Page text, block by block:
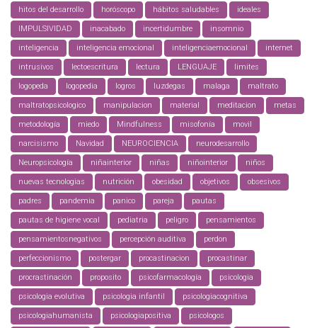
hitos del desarrollo horóscopo hábitos saludables ideales
IMPULSIVIDAD inacabado incertidumbre insomnio
inteligencia inteligencia emocional inteligenciaemocional internet
intrusivos lectoescritura lectura LENGUAJE limites
logopeda logopedia logros luzdegas malaga maltrato
maltratopsicologico manipulacion material meditacion metas
metodología miedo Mindfulness misofonía movil
narcisismo Navidad NEUROCIENCIA neurodesarrollo
Neuropsicología niñainterior niñas niñointerior niños
nuevas tecnologias nutrición obesidad objetivos obsesivos
padres pandemia panico pareja pautas
pautas de higiene vocal pediatria peligro pensamientos
pensamientosnegativos percepción auditiva perdon
perfeccionismo postergar procastinacion procastinar
procrastinación proposito psicofarmacología psicologia
psicologia evolutiva psicologia infantil psicologiacognitiva
psicologiahumanista psicologiapositiva psicologos